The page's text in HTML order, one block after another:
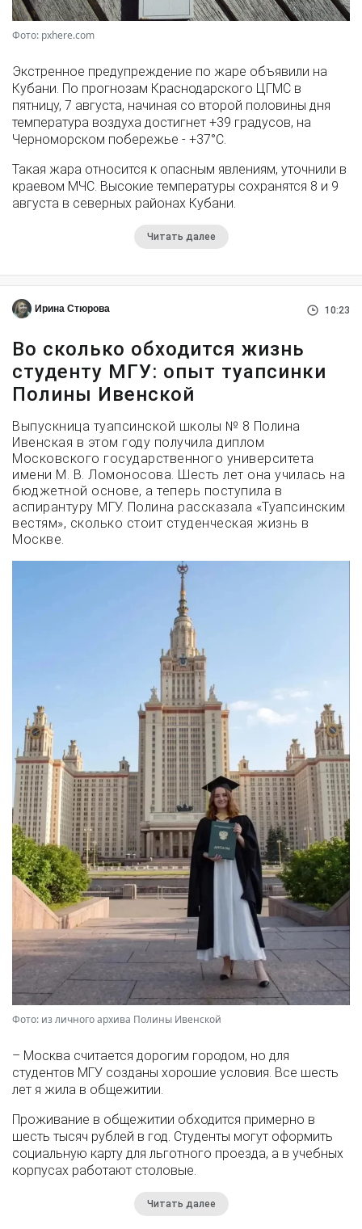
Фото: pxhere.com
Экстренное предупреждение по жаре объявили на
Кубани. По прогнозам Краснодарского ЦГМС в
пятницу, 7 августа, начиная со второй половины дня
температура воздуха достигнет +39 градусов, на
Черноморском побережье - +37°­С.
Такая жара относится к опасным явлениям, уточнили в
краевом МЧС. Высокие температуры сохранятся 8 и 9
августа в северных районах Кубани.
Читать далее
Ирина Стюрова 10:23
Во сколько обходится жизнь
студенту МГУ: опыт туапсинки
Полины Ивенской
Выпускница туапсинской школы № 8 Полина
Ивенская в этом году получила диплом
Московского государственного университета
имени М. В. Ломоносова. Шесть лет она училась на
бюджетной основе, а теперь поступила в
аспирантуру МГУ. Полина рассказала «Туапсинским
вестям», сколько стоит студенческая жизнь в
Москве.
Фото: из личного архива Полины Ивенской
– Москва считается дорогим городом, но для
студентов МГУ созданы хорошие условия. Все шесть
лет я жила в общежитии.
Проживание в общежитии обходится примерно в
шесть тысяч рублей в год. Студенты могут оформить
социальную карту для льготного проезда, а в учебных
корпусах работают столовые.
Читать далее